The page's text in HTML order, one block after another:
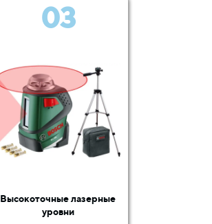
03
Высокоточные лазерные
уровни